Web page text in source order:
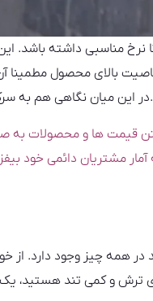
نرخ مناسبی داشته باشد.
بالای محصول مطمینا
این میان نگاهی هم به
قیمت ها و محصولات به
مشتریان دائمی خود
همه چیز وجود دارد.
ترش و کمی تند هستید،